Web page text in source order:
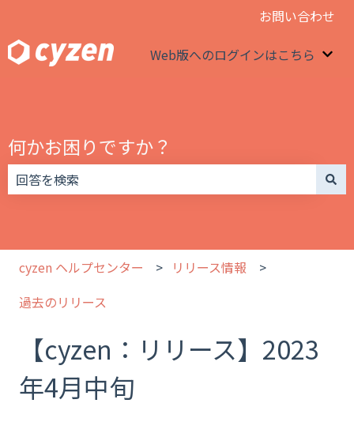
お問い合わせ
Web版へのログインはこちら
何かお困りですか？
cyzen ヘルプセンター
リリース情報
過去のリリース
【cyzen：リリース】2023
年4月中旬